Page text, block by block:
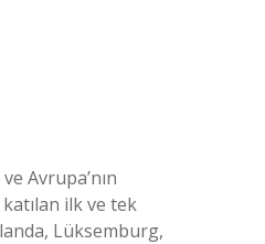
Avrupa’nın
ilk ve tek
Lüksemburg,